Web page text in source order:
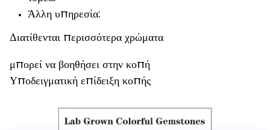
Άλλη υπηρεσία:
Διατίθενται περισσότερα χρώματα
μπορεί να βοηθήσει στην κοπή
Υποδειγματική επίδειξη κοπής